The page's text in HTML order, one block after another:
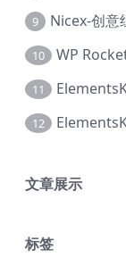
9 Nicex-创意
10
11
12
文章展示
标签